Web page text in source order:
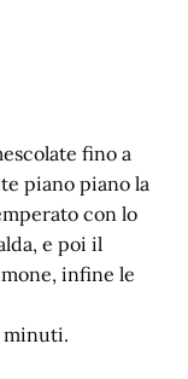
fino a
piano piano la
con lo
e poi il
infine le
minuti.